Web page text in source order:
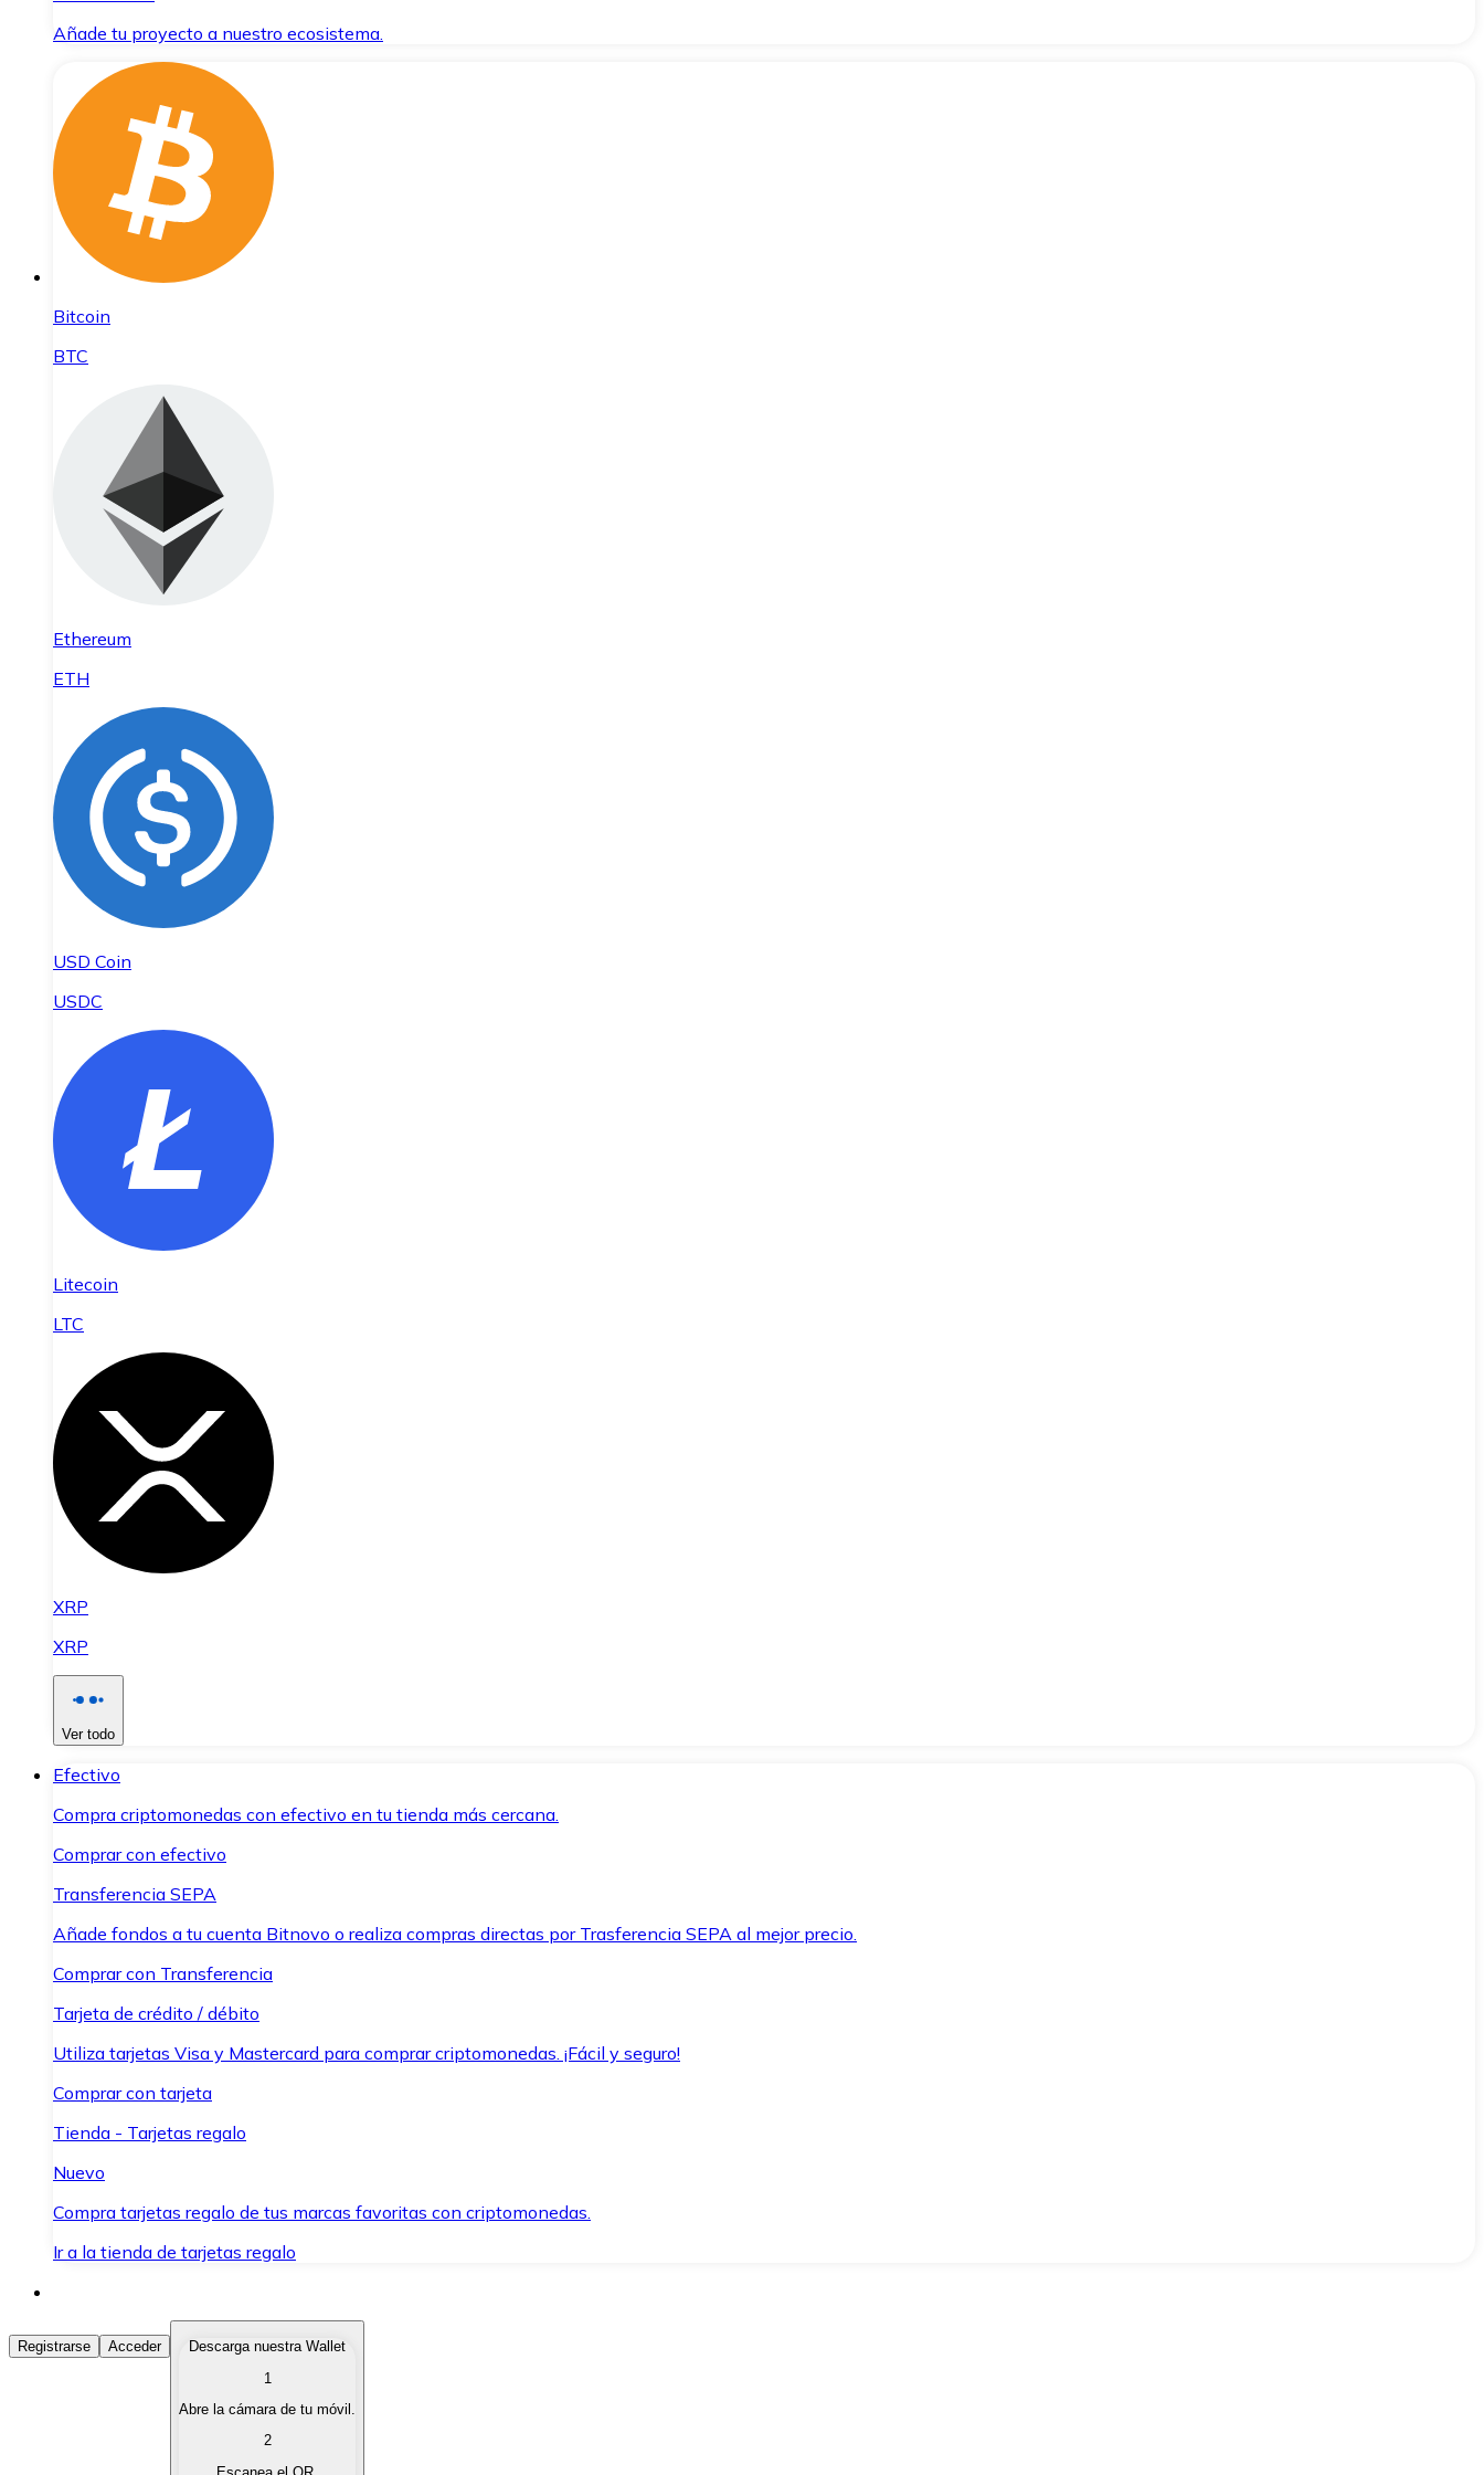
Añade tu proyecto a nuestro ecosistema.
Bitcoin
BTC
Ethereum
ETH
USD Coin
USDC
Litecoin
LTC
XRP
XRP
Ver todo
Efectivo
Compra criptomonedas con efectivo en tu tienda más cercana.
Comprar con efectivo
Transferencia SEPA
Añade fondos a tu cuenta Bitnovo o realiza compras directas por Trasferencia SEPA al mejor precio.
Comprar con Transferencia
Tarjeta de crédito / débito
Utiliza tarjetas Visa y Mastercard para comprar criptomonedas. ¡Fácil y seguro!
Comprar con tarjeta
Tienda - Tarjetas regalo
Nuevo
Compra tarjetas regalo de tus marcas favoritas con criptomonedas.
Ir a la tienda de tarjetas regalo
Comprar Criptomonedas
Compra criptomonedas con diferentes métodos de pago.
Vende tus criptomonedas de forma rápida y segura.
Registrarse Acceder
Descarga nuestra Wallet
1
Abre la cámara de tu móvil.
2